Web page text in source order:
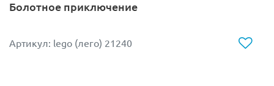
Болотное приключение
Артикул: lego (лего) 21240